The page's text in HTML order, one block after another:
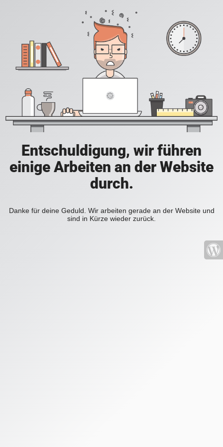
Entschuldigung, wir führen
einige Arbeiten an der Website
durch.
Danke für deine Geduld. Wir arbeiten gerade an der Website und
sind in Kürze wieder zurück.